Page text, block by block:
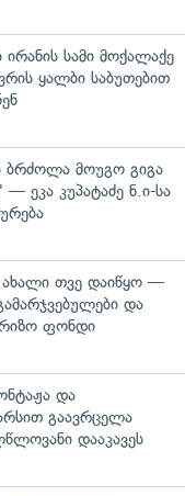
სამი მოქალაქე
ყალბი საბუთებით
ბრძოლა მოუგო გიგა
ეკა კუპატაძე ნ.ი-სა
ახალი თვე დაიწყო —
და
ფონდი
და
გაავრცელა
დააკავეს